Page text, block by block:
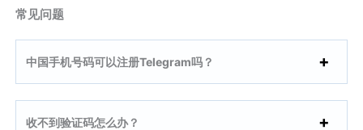
常见问题
中国手机号码可以注册Telegram吗？
收不到验证码怎么办？